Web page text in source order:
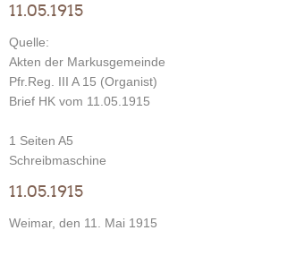
11.05.1915
Quelle:
Akten der Markusgemeinde
Pfr.Reg. III A 15 (Organist)
Brief HK vom 11.05.1915
1 Seiten A5
Schreibmaschine
11.05.1915
Weimar, den 11. Mai 1915